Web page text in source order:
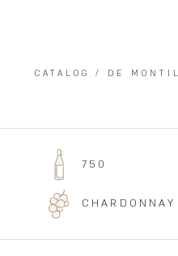
CATALOG / DE
750
CHARDONNAY